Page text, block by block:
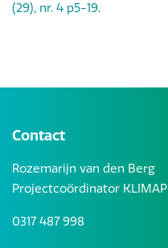
(29), nr. 4 p5-19.
Contact
Rozemarijn van den Berg
Projectcoördinator KLIMAP
0317 487 998